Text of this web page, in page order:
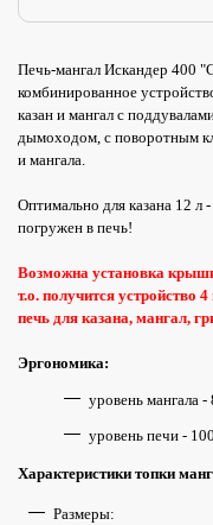
Печь-мангал Искандер 400
комбинированное
казан и мангал с
дымоходом, с поворотным
и мангала.
Оптимально для казана 12 л
погружен в печь!
Возможна установка
т.о. получится устройство 4
печь для казана, мангал,
Эргономика:
уровень мангала
уровень печи -
Характеристики топки
Размеры: